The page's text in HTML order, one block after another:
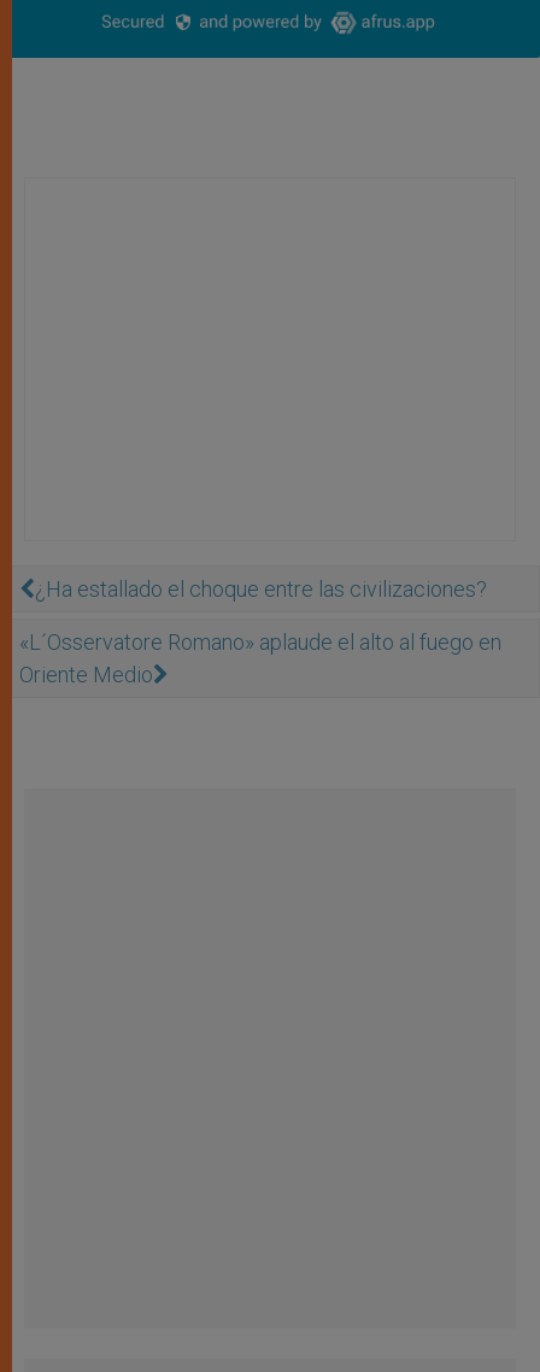
¿Ha estallado el choque entre las civilizaciones?
«L´Osservatore Romano» aplaude el alto al fuego en
Oriente Medio